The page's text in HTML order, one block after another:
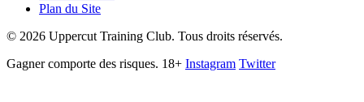
Plan du Site
© 2026 Uppercut Training Club. Tous droits réservés.
Gagner comporte des risques. 18+ Instagram Twitter